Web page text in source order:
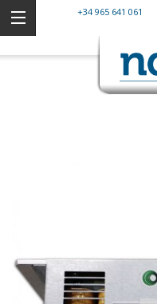
+34 965 641 061